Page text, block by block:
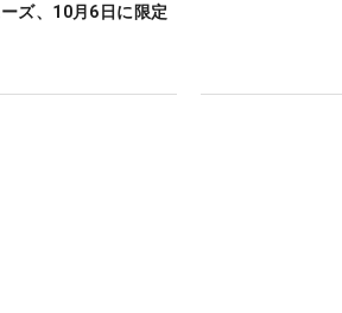
ズ、10月6日に限定